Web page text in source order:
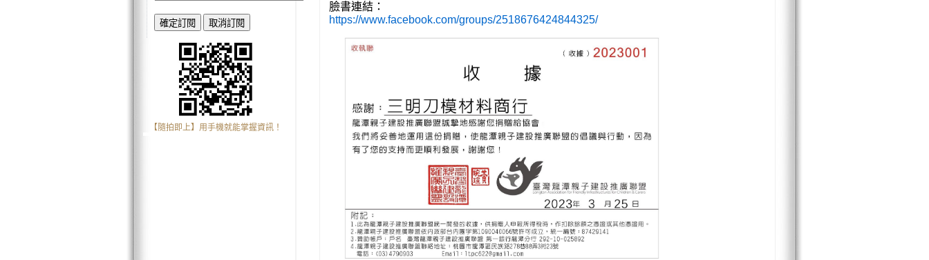
臉書連結：
https://www.facebook.com/groups/2518676424844325/
【隨拍即上】用手機就能掌握資訊！